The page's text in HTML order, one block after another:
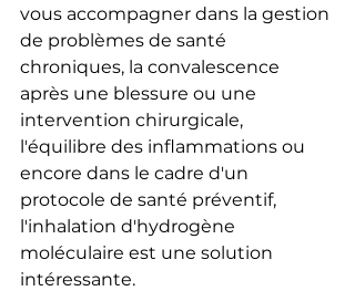
vous accompagner dans la gestion
de problèmes de santé
chroniques, la convalescence
après une blessure ou une
intervention chirurgicale,
l'équilibre des inflammations ou
encore dans le cadre d'un
protocole de santé préventif,
l'inhalation d'hydrogène
moléculaire est une solution
intéressante.